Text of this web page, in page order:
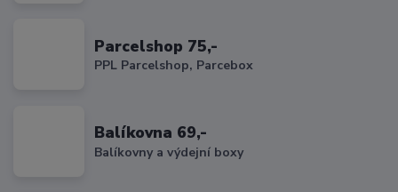
Parcelshop 75,-
PPL Parcelshop, Parcebox
Balíkovna 69,-
Balíkovny a výdejní boxy